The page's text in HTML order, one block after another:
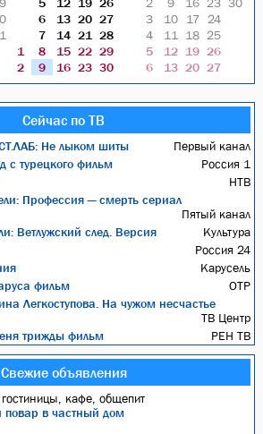
6
13 20 27
7
14 21
28
1
8 15 22 29
2
9 16 23 30
3
10 17
24
4
11 18 25
5
12 19 26
6
13 20 27
Сейчас по ТВ
Не лыком шиты Первый канал
с турецкого фильм Россия 1
НТВ
Профессия — смерть сериал
Пятый канал
Ветлужский след. Версия Культура
Россия 24
Карусель
фильм ОТР
Легкоступова. На чужом несчастье
ТВ Центр
трижды фильм РЕН ТВ
Свежие объявления
кафе, общепит
в частный дом